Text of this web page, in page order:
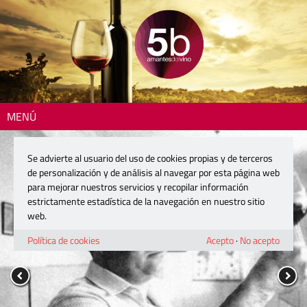
MENÚ
Se advierte al usuario del uso de cookies propias y de terceros
de personalización y de análisis al navegar por esta página web
para mejorar nuestros servicios y recopilar información
estrictamente estadística de la navegación en nuestro sitio
web.
Política de cookies
Acepto· No acepto